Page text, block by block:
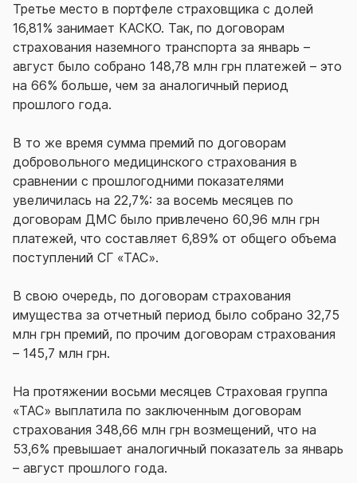
Третье место в портфеле страховщика с долей
16,81% занимает КАСКО. Так, по договорам
страхования наземного транспорта за январь –
август было собрано 148,78 млн грн платежей – это
на 66% больше, чем за аналогичный период
прошлого года.
В то же время сумма премий по договорам
добровольного медицинского страхования в
сравнении с прошлогодними показателями
увеличилась на 22,7%: за восемь месяцев по
договорам ДМС было привлечено 60,96 млн грн
платежей, что составляет 6,89% от общего объема
поступлений СГ «ТАС».
В свою очередь, по договорам страхования
имущества за отчетный период было собрано 32,75
млн грн премий, по прочим договорам страхования
– 145,7 млн грн.
На протяжении восьми месяцев Страховая группа
«ТАС» выплатила по заключенным договорам
страхования 348,66 млн грн возмещений, что на
53,6% превышает аналогичный показатель за январь
– август прошлого года.